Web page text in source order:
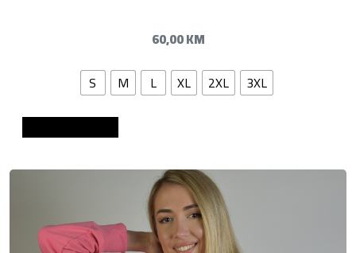
60,00KM
S
M L XL 2XL
3XL